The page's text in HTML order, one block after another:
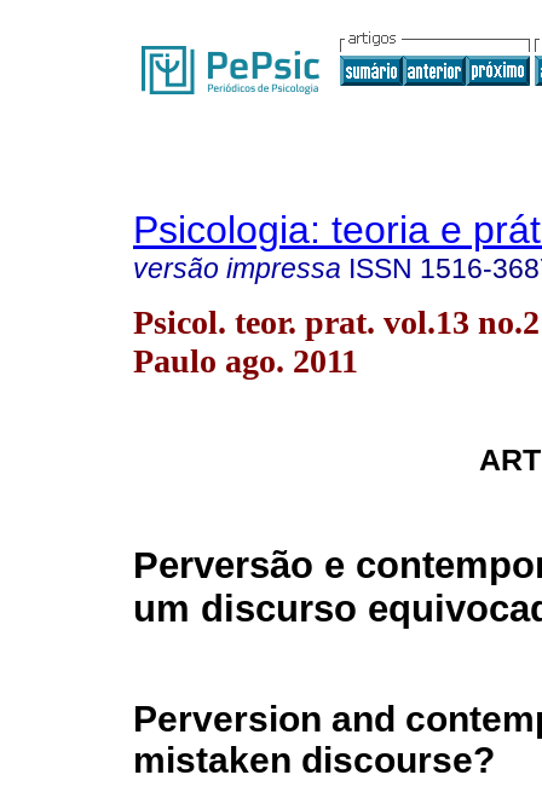
Psicologia: teoria e
versão impressa ISSN 1516-
Psicol. teor. prat. vol.13
Paulo ago. 2011
Perversão e
um discurso
Perversion and
mistaken discourse?